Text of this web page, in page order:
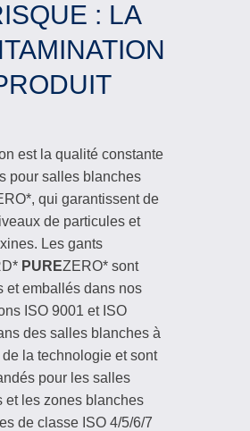
: LA
est la qualité constante
pour salles blanches
qui garantissent de
de particules et
Les gants
PUREZERO* sont
et emballés dans nos
ISO 9001 et ISO
des salles blanches à
de la technologie et sont
pour les salles
et les zones blanches
de classe ISO 4/5/6/7